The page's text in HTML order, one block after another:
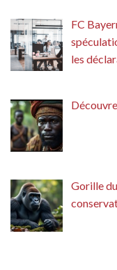
FC
les
Gorille